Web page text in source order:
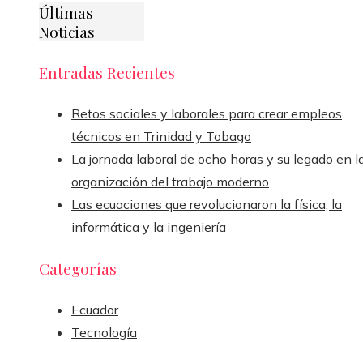
Últimas
Noticias
Entradas Recientes
Retos sociales y laborales para crear empleos
técnicos en Trinidad y Tobago
La jornada laboral de ocho horas y su legado en
organización del trabajo moderno
Las ecuaciones que revolucionaron la física, la
informática y la ingeniería
Categorías
Ecuador
Tecnología